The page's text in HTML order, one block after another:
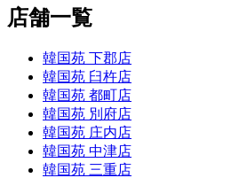
店舗一覧
韓国苑 下郡店
韓国苑 臼杵店
韓国苑 都町店
韓国苑 別府店
韓国苑 庄内店
韓国苑 中津店
韓国苑 三重店